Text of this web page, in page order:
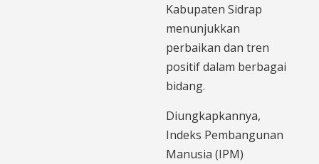
Kabupaten Sidrap
menunjukkan
perbaikan dan tren
positif dalam berbagai
bidang.
Diungkapkannya,
Indeks Pembangunan
Manusia (IPM)